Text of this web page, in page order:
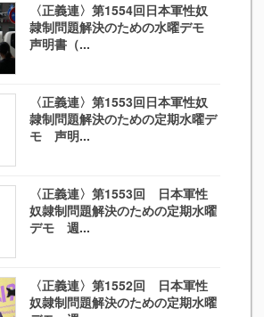
〈正義連〉第1554回日本軍性奴
隷制問題解決のための水曜デモ
声明書（...
〈正義連〉第1553回日本軍性奴
隷制問題解決のための定期水曜デ
モ 声明...
〈正義連〉第1553回 日本軍性
奴隷制問題解決のための定期水曜
デモ 週...
〈正義連〉第1552回 日本軍性
奴隷制問題解決のための定期水曜